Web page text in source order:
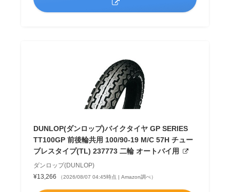
DUNLOP(ダンロップ)バイクタイヤ GP SERIES
TT100GP 前後輪共用 100/90-19 M/C 57H チュー
ブレスタイプ(TL) 237773 二輪 オートバイ用
ダンロップ(DUNLOP)
¥13,266
（2026/08/07 04:45時点 | Amazon調べ）